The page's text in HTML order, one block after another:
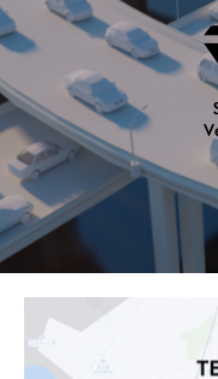
REPORT
ABOUT
EN